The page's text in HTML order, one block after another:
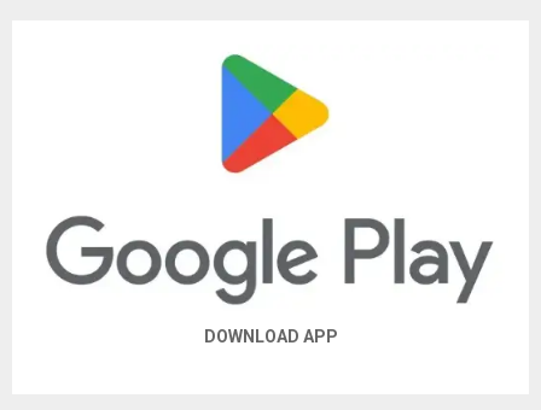
DOWNLOAD APP